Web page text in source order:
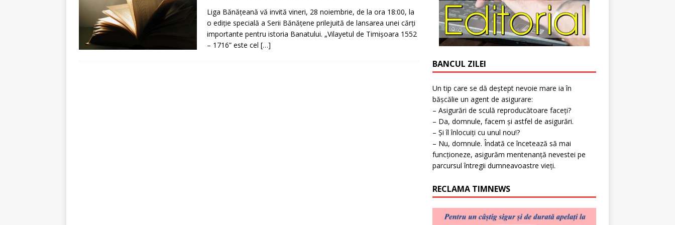
[ 5 august 2026 ]
Liga Bănăţeană vă invită vineri, 28 noiembrie, de la ora 18:00, la
o ediție specială a Serii Bănăţene prilejuită de lansarea unei cărți
importante pentru istoria Banatului. „Vilayetul de Timişoara 1552
– 1716” este cel […]
BANCUL ZILEI
Un tip care se dă deștept nevoie mare ia în
bășcălie un agent de asigurare:
– Asigurări de sculă reproducătoare faceți?
– Da, domnule, facem și astfel de asigurări.
– Și îl înlocuiți cu unul nou!?
– Nu, domnule. Îndată ce încetează să mai
funcționeze, asigurăm mentenanță nevestei pe
parcursul întregii dumneavoastre vieți.
RECLAMA TIMNEWS